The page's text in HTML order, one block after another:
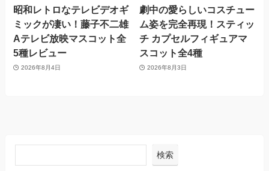
昭和レトロなテレビデオギ
ミックが凄い！藤子不二雄
Aテレビ放映マスコット全
5種レビュー
2026年8月4日
劇中の愛らしいコスチュー
ム姿を完全再現！スティッ
チ カプセルフィギュアマ
スコット全4種
2026年8月3日
検索